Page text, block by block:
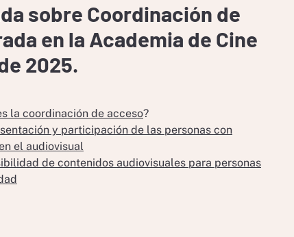
sobre Coordinación de
en la Academia de Cine
2025.
la coordinación de acceso?
y participación de las personas con
el audiovisual
de contenidos audiovisuales para personas